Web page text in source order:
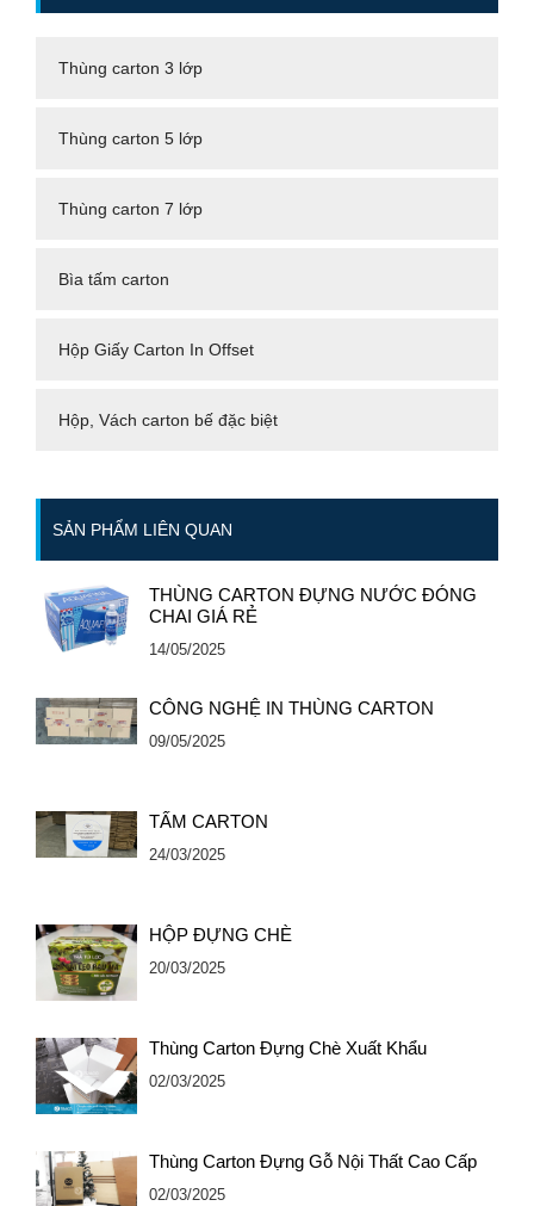
Thùng carton 3 lớp
Thùng carton 5 lớp
Thùng carton 7 lớp
Bìa tấm carton
Hộp Giấy Carton In Offset
Hộp, Vách carton bế đặc biệt
SẢN PHẨM LIÊN QUAN
THÙNG CARTON ĐỰNG NƯỚC ĐÓNG
CHAI GIÁ RẺ
14/05/2025
CÔNG NGHỆ IN THÙNG CARTON
09/05/2025
TẤM CARTON
24/03/2025
HỘP ĐỰNG CHÈ
20/03/2025
Thùng Carton Đựng Chè Xuất Khẩu
02/03/2025
Thùng Carton Đựng Gỗ Nội Thất Cao Cấp
02/03/2025